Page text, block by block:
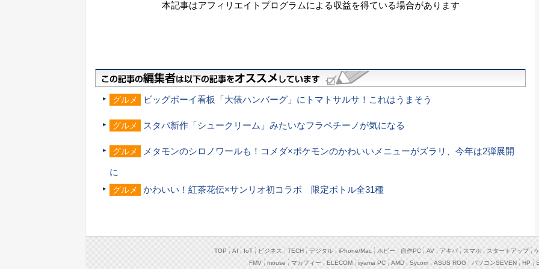
本記事はアフィリエイトプログラムによる収益を得ている場合があります
グルメ ビッグボーイ看板「大俵ハンバーグ」にトマトサルサ！これはうまそう
グルメ スタバ新作「シュークリーム」みたいなフラペチーノが気になる
グルメ メタモンのシロノワールも！コメダ×ポケモンのかわいいメニューがズラリ、今年は2弾展開
に
グルメ かわいい！紅茶花伝×サンリオ初コラボ 限定ボトル全31種
TOP AI IoT ビジネス TECH デジタル iPhone/Mac ホビー 自作PC AV アキバ スマホ スタートアップ
FMV
mouse マカフィー ELECOM iiyama PC AMD Sycom ASUS ROG パソコンSEVEN HP